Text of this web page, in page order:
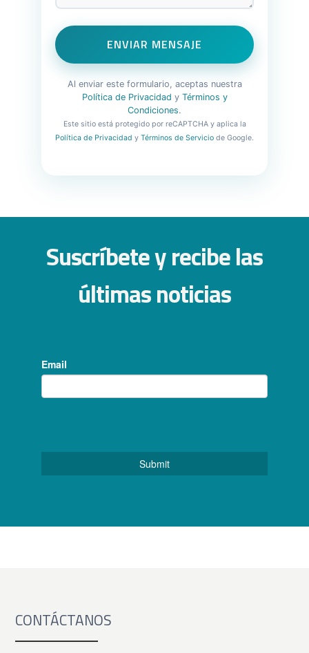
ENVIAR MENSAJE
Al enviar este formulario, aceptas nuestra
Política de Privacidad y Términos y
Condiciones.
Este sitio está protegido por reCAPTCHA y aplica la
Política de Privacidad y Términos de Servicio de Google.
Suscríbete y recibe las
últimas noticias
CONTÁCTANOS